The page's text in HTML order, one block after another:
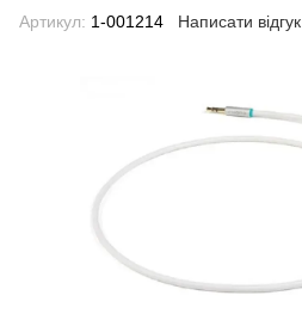
Артикул: 1-001214 Написати відгук